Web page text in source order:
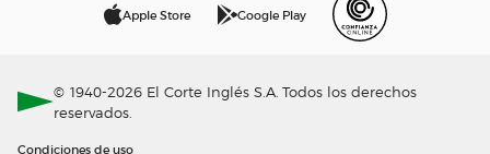
Apple Store Google Play
© 1940-2026 El Corte Inglés S.A. Todos los derechos
reservados.
Condiciones de uso